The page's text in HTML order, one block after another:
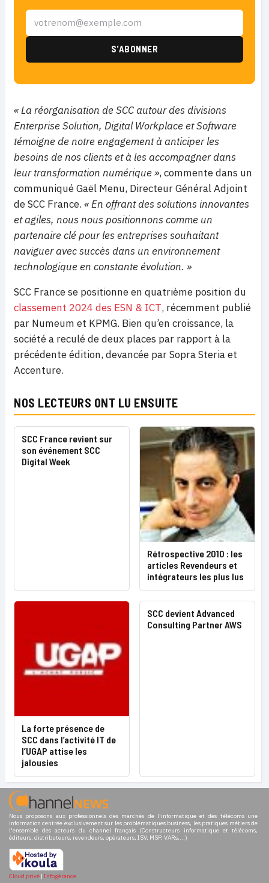
« La réorganisation de SCC autour des divisions
Enterprise Solution, Digital Workplace et Software
témoigne de notre engagement à anticiper les
besoins de nos clients et à les accompagner dans
leur transformation numérique », commente dans un
communiqué Gaël Menu, Directeur Général Adjoint
de SCC France. « En offrant des solutions innovantes
et agiles, nous nous positionnons comme un
partenaire clé pour les entreprises souhaitant
naviguer avec succès dans un environnement
technologique en constante évolution. »
SCC France se positionne en quatrième position du
classement 2024 des ESN & ICT, récemment publié
par Numeum et KPMG. Bien qu’en croissance, la
société a reculé de deux places par rapport à la
précédente édition, devancée par Sopra Steria et
Accenture.
NOS LECTEURS ONT LU ENSUITE
SCC France revient sur
son événement SCC
Digital Week
Rétrospective 2010 : les
articles Revendeurs et
intégrateurs les plus lus
La forte présence de
SCC dans l’activité IT de
l’UGAP attise les
jalousies
SCC devient Advanced
Consulting Partner AWS
Nous proposons aux professionnels des marchés de l'informatique et des télécoms une
information centrée exclusivement sur les problématiques business, les pratiques métiers de
l'ensemble des acteurs du channel français (Constructeurs informatique et télécoms,
éditeurs, distributeurs, revendeurs, opérateurs, ISV, MSP, VARs,...)
Cloud privé | Infogérance